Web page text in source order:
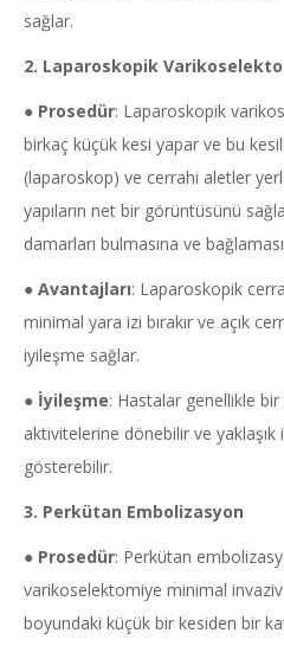
sağlar.
2. Laparoskopik
● Prosedür: Laparoskopik
birkaç küçük kesi yapar ve bu
(laparoskop) ve cerrahi aletler
yapıların net bir görüntüsünü
damarları bulmasına ve
● Avantajları: Laparoskopik
minimal yara izi bırakır ve açık
iyileşme sağlar.
● İyileşme: Hastalar genellikle
aktivitelerine dönebilir ve
gösterebilir.
3. Perkütan Embolizasyon
● Prosedür: Perkütan
varikoselektomiye minimal
boyundaki küçük bir kesiden bir